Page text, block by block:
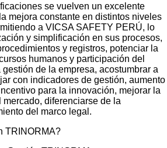
se vuelven un excelente
mejora constante en distintos niveles
a VICSA SAFETY PERÚ, lo
y simplificación en sus procesos,
y registros, potenciar la
humanos y participación del
de la empresa, acostumbrar a
con indicadores de gestión, aumento
para la innovación, mejorar la
diferenciarse de la
del marco legal.
TRINORMA?